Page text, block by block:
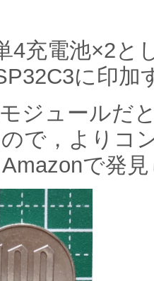
4充電池×2と
に印加
ジュールだ
で，よりコ
で発